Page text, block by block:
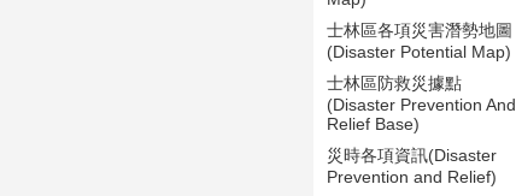
士林區各項災害潛勢地圖
(Disaster Potential Map)
士林區防救災據點
(Disaster Prevention And
Relief Base)
災時各項資訊(Disaster
Prevention and Relief)